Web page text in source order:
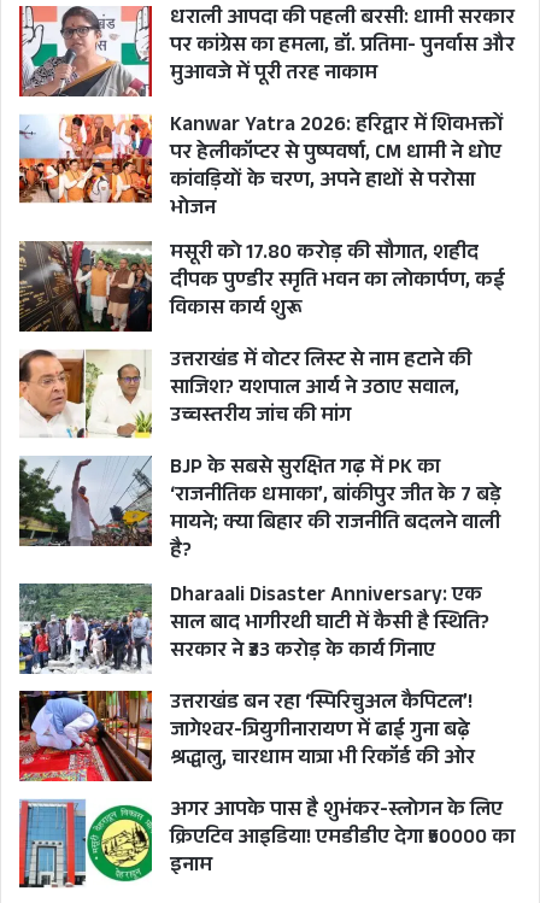
धराली आपदा की पहली बरसी: धामी सरकार
पर कांग्रेस का हमला, डॉ. प्रतिमा- पुनर्वास और
मुआवजे में पूरी तरह नाकाम
Kanwar Yatra 2026: हरिद्वार में शिवभक्तों
पर हेलीकॉप्टर से पुष्पवर्षा, CM धामी ने धोए
कांवड़ियों के चरण, अपने हाथों से परोसा
भोजन
मसूरी को 17.80 करोड़ की सौगात, शहीद
दीपक पुण्डीर स्मृति भवन का लोकार्पण, कई
विकास कार्य शुरू
उत्तराखंड में वोटर लिस्ट से नाम हटाने की
साजिश? यशपाल आर्य ने उठाए सवाल,
उच्चस्तरीय जांच की मांग
BJP के सबसे सुरक्षित गढ़ में PK का
‘राजनीतिक धमाका’, बांकीपुर जीत के 7 बड़े
मायने; क्या बिहार की राजनीति बदलने वाली
है?
Dharaali Disaster Anniversary: एक
साल बाद भागीरथी घाटी में कैसी है स्थिति?
सरकार ने ₹33 करोड़ के कार्य गिनाए
उत्तराखंड बन रहा ‘स्पिरिचुअल कैपिटल’!
जागेश्वर-त्रियुगीनारायण में ढाई गुना बढ़े
श्रद्धालु, चारधाम यात्रा भी रिकॉर्ड की ओर
अगर आपके पास है शुभंकर-स्लोगन के लिए
क्रिएटिव आइडिया! एमडीडीए देगा ₹50000 का
इनाम